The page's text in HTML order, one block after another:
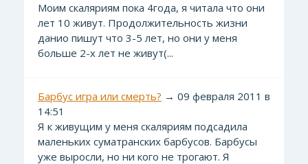
Моим скаляриям пока 4года, я читала что они
лет 10 живут. Продолжительность жизни
данио пишут что 3-5 лет, но они у меня
больше 2-х лет не живут(...
Барбус игра или смерть? → 09 февраля 2011 в
14:51
Я к живущим у меня скаляриям подсадила
маленьких суматранских барбусов. Барбусы
уже выросли, но ни кого не трогают. Я